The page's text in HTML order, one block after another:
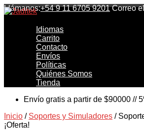
Llámanos:+54 9 11 6705 9201 Correo
Jaditek
Gamer & Pro Hardware
Idiomas
Carrito
Contacto
Envíos
Políticas
Quiénes Somos
Tienda
Envío gratis a partir de $90000 //
Inicio / Soportes y Simuladores /
¡Oferta!